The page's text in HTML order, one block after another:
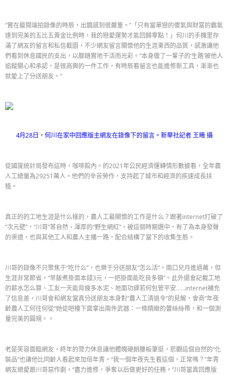
“實在最開端拍錄像的時辰，出鏡感到很嚴重。”「只有當單戀的傻氣與財富的霸氣
達到完美的五比五黃金比例時，我的戀愛運勢才能回歸零點！」何川的手機里存
滿了網友的留言和私信截圖，不少網友留言關懷他的生涯東西的品質，感激讓他
們看到休息國民的支出，以腳踏實地干活而光彩。“本身做了一輩子的‘生路’被他人
追蹤關心和承認，是很高興的一件工作，有時辰看留言也能進修新工具，漸漸也
就愛上了分送朋友。”
4月28日，何川在家中回應版主網友在錄像下的留言。新華社記者 王曦 攝
從國度統計局發布這時，咖啡館內。的2021年公民經濟運轉情形數據看，全年農
人工總量為29251萬人。他們的辛苦勞作，支持起了城市和經濟的疾速成長扶
植。
真正的的工地生涯是什么樣的，農人工最關懷的工作是什么？跟著internet打破了
“次元壁”，“川哥”等自然、渾厚的“野生網紅”，被這個時期選中，有了為本身發聲
的渠道，也與其他工人和農人主播一路，配合結構了當下的收集生態。
川哥的錄像不只聚焦于“吃什么”，也樂于分送朋友“怎么活”。兩口兒月進過萬，但
生涯非常節省，“早飯煮掛面本錢3元，一把掛面能吃良多頓”。此外還會記載工地
的薪水怎么算、工友一天能背幾多水泥、地面功課若何包管平安……internet補充
了信息差，川哥會和網友當真分送朋友本身對“農人工清退令”的見解，會商“年夜
齡農人工何往何從”她從吧檯下面拿出兩件武器：一條精緻的蕾絲絲帶，和一個測
量完美的圓規。。
老是笑容面臨網友，終年的膂力休息讓他體魄硬朗腰板筆挺，悲觀這個自然的“化
裝品”也讓他比同齡人看起來加倍年青。“我一個年夜先生看這個，正常嗎？”年青
網友總愛跟川哥惡作劇。“盡力進修，爭奪以后做更好的任務。”川哥當真回應版